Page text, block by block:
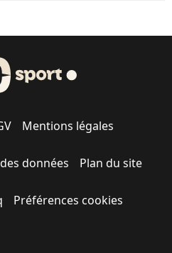
Mentions légales
données Plan du site
Préférences cookies